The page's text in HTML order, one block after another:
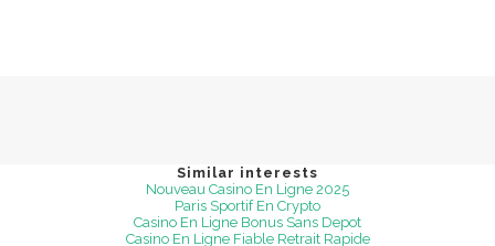
Similar interests
Nouveau Casino En Ligne 2025
Paris Sportif En Crypto
Casino En Ligne Bonus Sans Depot
Casino En Ligne Fiable Retrait Rapide